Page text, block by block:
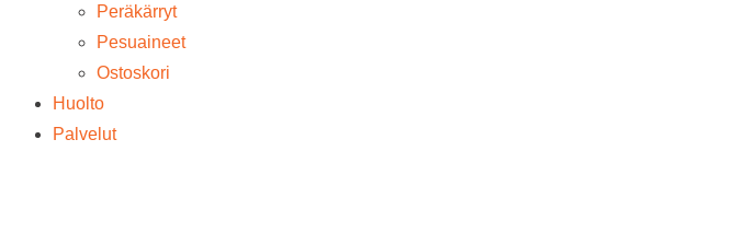
Peräkärryt
Pesuaineet
Ostoskori
Huolto
Palvelut